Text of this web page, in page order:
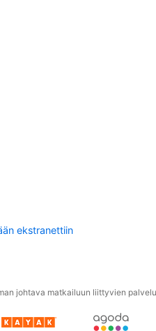
ekstranettiin
johtava matkailuun liittyvien